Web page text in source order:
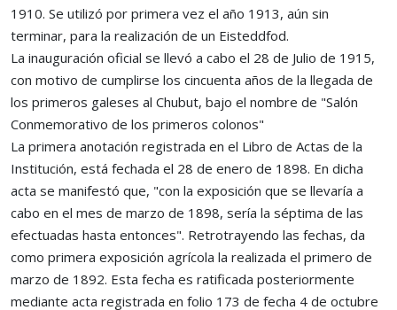
1910. Se utilizó por primera vez el año 1913, aún sin
terminar, para la realización de un Eisteddfod.
La inauguración oficial se llevó a cabo el 28 de Julio de 1915,
con motivo de cumplirse los cincuenta años de la llegada de
los primeros galeses al Chubut, bajo el nombre de "Salón
Conmemorativo de los primeros colonos"
La primera anotación registrada en el Libro de Actas de la
Institución, está fechada el 28 de enero de 1898. En dicha
acta se manifestó que, "con la exposición que se llevaría a
cabo en el mes de marzo de 1898, sería la séptima de las
efectuadas hasta entonces". Retrotrayendo las fechas, da
como primera exposición agrícola la realizada el primero de
marzo de 1892. Esta fecha es ratificada posteriormente
mediante acta registrada en folio 173 de fecha 4 de octubre